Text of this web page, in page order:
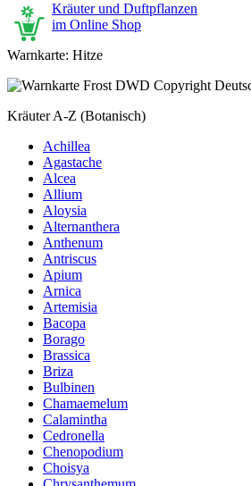
Kräuter und Duftpflanzen
im Online Shop
Warnkarte: Hitze
Kräuter A-Z (Botanisch)
Achillea
Agastache
Alcea
Allium
Aloysia
Alternanthera
Anthenum
Antriscus
Apium
Arnica
Artemisia
Bacopa
Borago
Brassica
Briza
Bulbinen
Chamaemelum
Calamintha
Cedronella
Chenopodium
Choisya